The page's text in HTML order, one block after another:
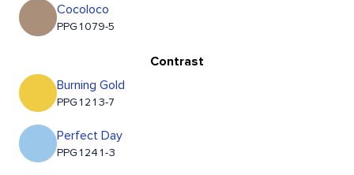
Cocoloco
PPG1079-5
Contrast
Burning Gold
PPG1213-7
Perfect Day
PPG1241-3